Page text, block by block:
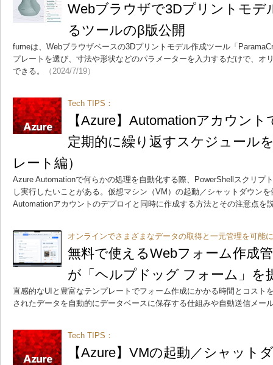
Webブラウザで3Dプリントモデ
るツールのβ版公開
fumeは、Webブラウザベースの3Dプリントモデル作成ツール「
プレートを選び、寸法や形状などのパラメーターを入力するだけで、オ
できる。
（2024/7/19）
Tech TIPS：
【Azure】Automationアカウン
定期的に繰り返すスケジュール
レート編）
Azure Automationで何らかの処理を自動化する際、PowerShellスクリプ
し実行したいことがある。仮想マシン（VM）の起動／シャットダウン
Automationアカウントのデプロイと同時に作成する方法とその注意点を
オンラインでさまざまなデータの取得と一元管理を可能
無料で使えるWebフォーム作成
が「ヘルプドッグ フォーム」を
直感的なUIと豊富なテンプレートでフォーム作成にかかる時間とコスト
されたデータを自動的にデータベースに保存する仕組みや自動送信メー
Tech TIPS：
【Azure】VMの起動／シャット